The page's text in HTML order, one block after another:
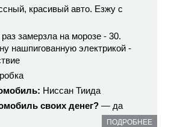
красивый авто. Езжу с
замерзла на морозе - 30.
нашпигованную электрикой -
Ниссан Тиида
своих денег? — да
ПОДРОБНЕЕ